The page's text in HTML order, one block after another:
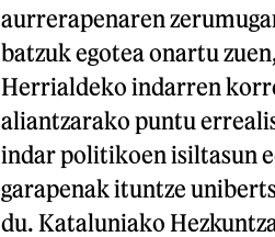
aurrerapenaren
batzuk egotea onartu
Herrialdeko indarren
aliantzarako puntu
indar politikoen isiltasun
garapenak ituntze
du. Kataluniako